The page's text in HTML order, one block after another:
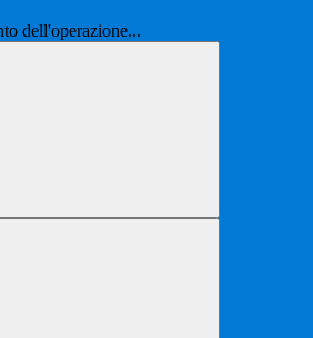
dell'operazione...